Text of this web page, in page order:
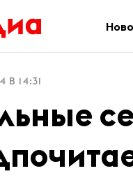
В 14:31